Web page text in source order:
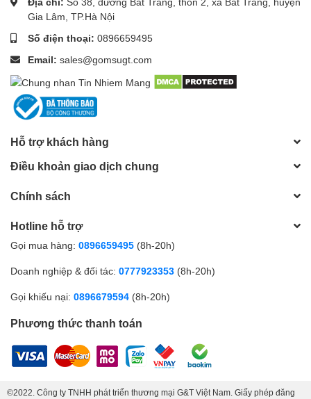
Gia Lâm, TP.Hà Nội
Số điện thoại: 0896659495
Email: sales@gomsugt.com
Hỗ trợ khách hàng
Điều khoản giao dịch chung
Chính sách
Hotline hỗ trợ
Gọi mua hàng: 0896659495 (8h-20h)
Doanh nghiệp & đối tác: 0777923353 (8h-20h)
Gọi khiếu nại: 0896679594 (8h-20h)
Phương thức thanh toán
©2022. Công ty TNHH phát triển thương mại G&T Việt Nam. Giấy phép đăng